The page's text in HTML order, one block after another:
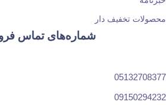
محصولات تخفیف دار
شماره‌های تماس
05132708377
09150294232